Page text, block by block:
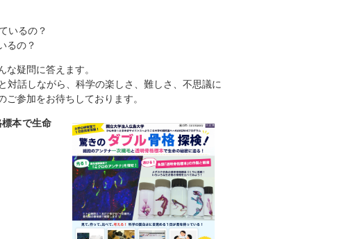
いるの？
るの？
疑問に答えます。
対話しながら、科学の楽しさ、難しさ、不思議に
参加をお待ちしております。
標本で生命